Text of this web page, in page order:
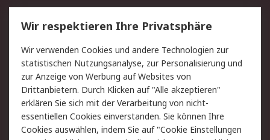
Service
Value Added Services
Lieferlösungen
Rücksendungen
Kontakt
Hilfe
Privatkunden
Rechtliches
AGB
Datenschutz
Wir respektieren Ihre Privatsphäre
Wir verwenden Cookies und andere Technologien zur
statistischen Nutzungsanalyse, zur Personalisierung und
zur Anzeige von Werbung auf Websites von
Drittanbietern. Durch Klicken auf "Alle akzeptieren"
erklären Sie sich mit der Verarbeitung von nicht-
essentiellen Cookies einverstanden. Sie können Ihre
Cookies auswählen, indem Sie auf "Cookie Einstellungen